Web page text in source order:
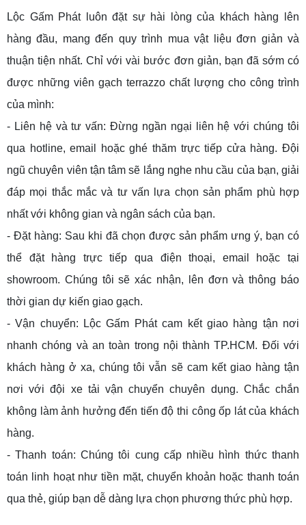
Lộc Gấm Phát luôn đặt sự hài lòng của khách hàng lên
hàng đầu, mang đến quy trình mua vật liệu đơn giản và
thuận tiện nhất. Chỉ với vài bước đơn giản, bạn đã sớm có
được những viên gạch terrazzo chất lượng cho công trình
của mình:
- Liên hệ và tư vấn: Đừng ngần ngại liên hệ với chúng tôi
qua hotline, email hoặc ghé thăm trực tiếp cửa hàng. Đội
ngũ chuyên viên tận tâm sẽ lắng nghe nhu cầu của bạn, giải
đáp mọi thắc mắc và tư vấn lựa chọn sản phẩm phù hợp
nhất với không gian và ngân sách của bạn.
- Đặt hàng: Sau khi đã chọn được sản phẩm ưng ý, bạn có
thể đặt hàng trực tiếp qua điện thoại, email hoặc tại
showroom. Chúng tôi sẽ xác nhận, lên đơn và thông báo
thời gian dự kiến giao gạch.
- Vận chuyển: Lộc Gấm Phát cam kết giao hàng tận nơi
nhanh chóng và an toàn trong nội thành TP.HCM. Đối với
khách hàng ở xa, chúng tôi vẫn sẽ cam kết giao hàng tận
nơi với đội xe tải vận chuyển chuyên dụng. Chắc chắn
không làm ảnh hưởng đến tiến độ thi công ốp lát của khách
hàng.
- Thanh toán: Chúng tôi cung cấp nhiều hình thức thanh
toán linh hoạt như tiền mặt, chuyển khoản hoặc thanh toán
qua thẻ, giúp bạn dễ dàng lựa chọn phương thức phù hợp.